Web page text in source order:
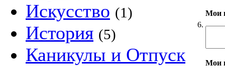
Искусство (1)
История (5)
Каникулы и Отпуск
6.
Мои
Мои